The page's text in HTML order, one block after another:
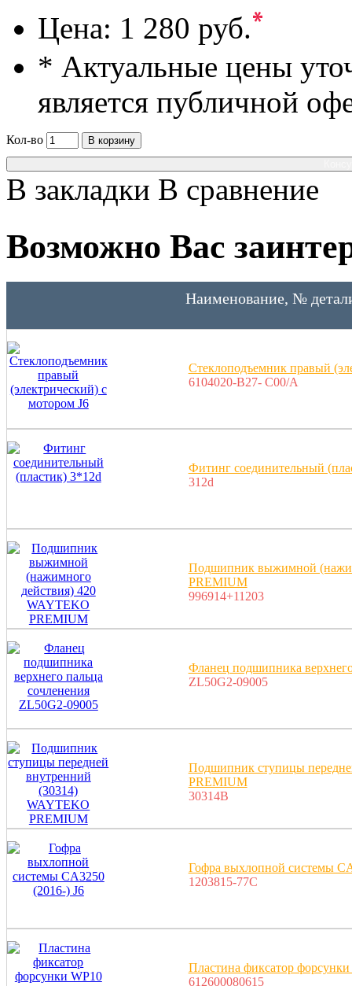
Цена: 1 280 руб.*
* Актуальные цены
является публичной
Кол-во
В корзину
В закладки В сравнение
Возможно Вас
Наименование, №
Стеклоподъемник правый
6104020-B27- C00/A
Фитинг соединительный
312d
Подшипник выжимной
PREMIUM
996914+11203
Фланец подшипника
ZL50G2-09005
Подшипник ступицы
PREMIUM
30314B
Гофра выхлопной системы
1203815-77C
Пластина фиксатор
612600080615